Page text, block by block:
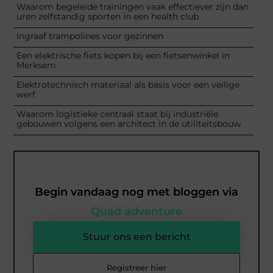
Waarom begeleide trainingen vaak effectiever zijn dan
uren zelfstandig sporten in een health club
Ingraaf trampolines voor gezinnen
Een elektrische fiets kopen bij een fietsenwinkel in
Merksem
Elektrotechnisch materiaal als basis voor een veilige
werf
Waarom logistieke centraal staat bij industriële
gebouwen volgens een architect in de utiliteitsbouw
Begin vandaag nog met bloggen via
Quad adventure
Stuur ons een bericht
Registreer hier